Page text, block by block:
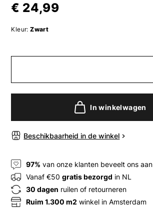
€ 24,99
Kleur: Zwart
In winkelwagen
Beschikbaarheid in de winkel
97% van onze klanten beveelt ons aan
Vanaf €50gratis bezorgd in NL
30 dagen ruilen of retourneren
Ruim 1.300 m2 winkel in Amsterdam